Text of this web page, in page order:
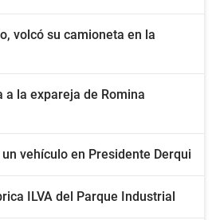
volcó su camioneta en la
a la expareja de Romina
vehículo en Presidente Derqui
ILVA del Parque Industrial